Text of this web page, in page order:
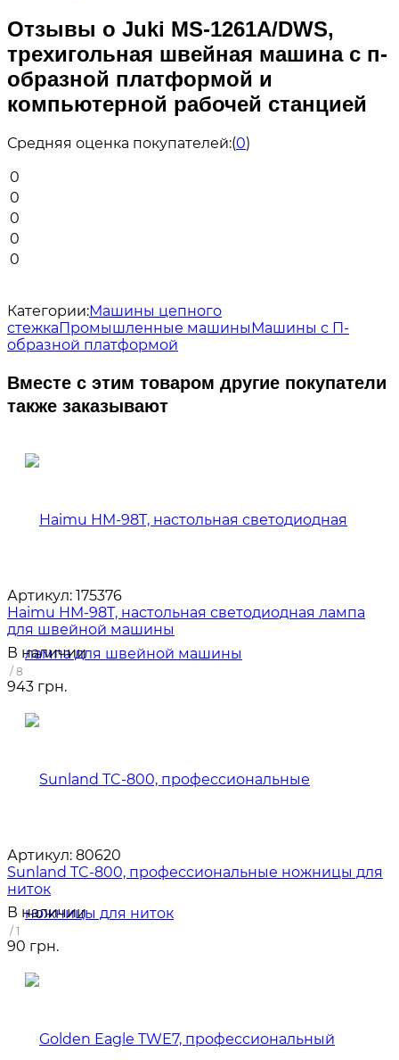
Отзывы о Juki MS-1261A/DWS,
трехигольная швейная машина с п-
образной платформой и
компьютерной рабочей станцией
Средняя оценка покупателей:(0)
0
0
0
0
0
Категории:Машины цепного
стежкаПромышленные машиныМашины с П-
образной платформой
Вместе с этим товаром другие покупатели
также заказывают
Артикул: 175376
Haimu HM-98T, настольная светодиодная лампа
для швейной машины
В наличии
/ 8
943 грн.
Артикул: 80620
Sunland TC-800, профессиональные ножницы для
ниток
В наличии
/ 1
90 грн.